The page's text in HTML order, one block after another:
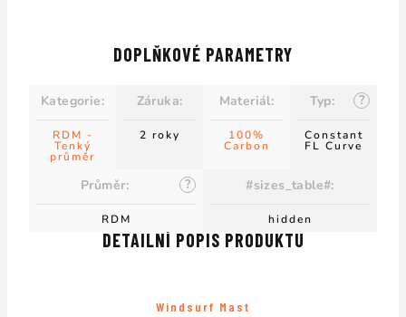
DETAILNÍ POPIS PRODUKTU
Windsurf Mast
DOPLŇKOVÉ PARAMETRY
Kategorie:
RDM -
Tenký
průměr
Záruka:
2 roky
Materiál:
100%
Carbon
?
Typ:
Constant
FL Curve
?
Průměr:
RDM
#sizes_table#:
hidden